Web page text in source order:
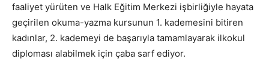
faaliyet yürüten ve Halk Eğitim Merkezi işbirliğiyle hayata
geçirilen okuma-yazma kursunun 1. kademesini bitiren
kadınlar, 2. kademeyi de başarıyla tamamlayarak ilkokul
diploması alabilmek için çaba sarf ediyor.